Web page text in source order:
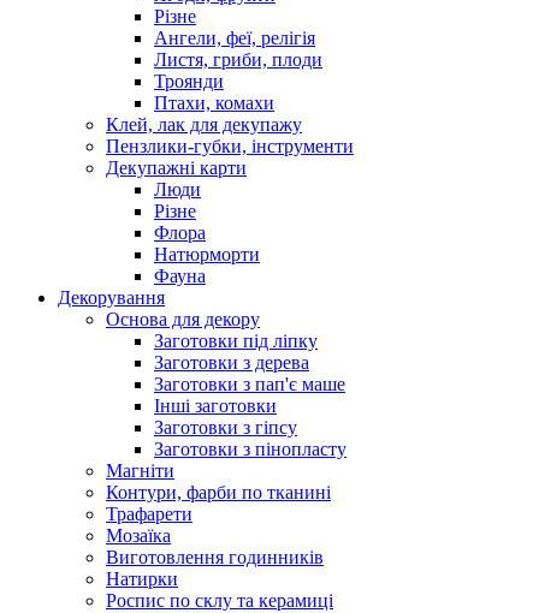
Різне
Ангели, феї, релігія
Листя, гриби, плоди
Троянди
Птахи, комахи
Клей, лак для декупажу
Пензлики-губки, інструменти
Декупажні карти
Люди
Різне
Флора
Натюрморти
Фауна
Декорування
Основа для декору
Заготовки під ліпку
Заготовки з дерева
Заготовки з пап'є маше
Інші заготовки
Заготовки з гіпсу
Заготовки з пінопласту
Магніти
Контури, фарби по тканині
Трафарети
Мозаїка
Виготовлення годинників
Натирки
Роспис по склу та керамиці